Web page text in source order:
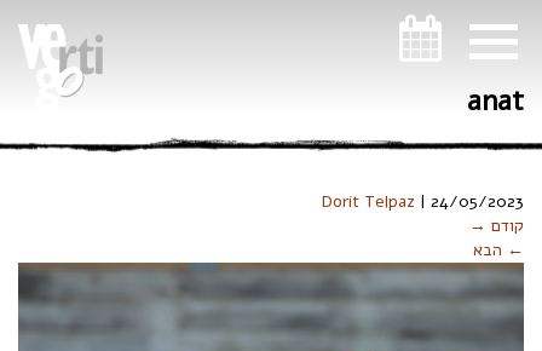
anat
Dorit Telpaz | 24/05/2023
קודם →
← הבא